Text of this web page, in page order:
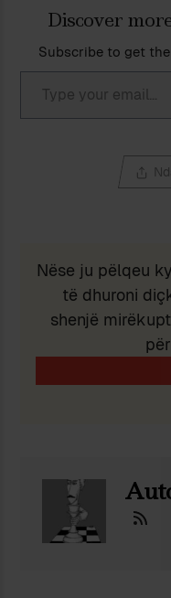
Discover
Subscribe to get
Type your email…
Nëse ju pëlqeu
të dhuroni
shenjë